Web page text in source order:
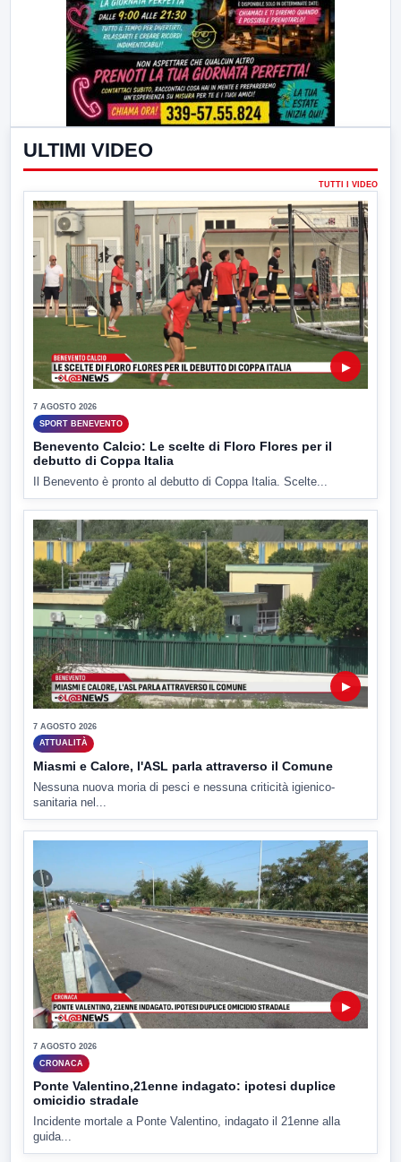
ULTIMI VIDEO
TUTTI I VIDEO
▶
7 AGOSTO 2026
SPORT BENEVENTO
Benevento Calcio: Le scelte di Floro Flores per il
debutto di Coppa Italia
Il Benevento è pronto al debutto di Coppa Italia. Scelte...
▶
7 AGOSTO 2026
ATTUALITÀ
Miasmi e Calore, l'ASL parla attraverso il Comune
Nessuna nuova moria di pesci e nessuna criticità igienico-
sanitaria nel...
▶
7 AGOSTO 2026
CRONACA
Ponte Valentino,21enne indagato: ipotesi duplice
omicidio stradale
Incidente mortale a Ponte Valentino, indagato il 21enne alla
guida...